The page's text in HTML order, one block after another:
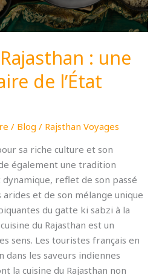
: une
de l’État
/ Blog / Rajsthan Voyages
sa riche culture et son
également une tradition
reflet de son passé
arides et de son mélange unique
du gatte ki sabzi à la
du Rajasthan est un
sens. Les touristes français en
dans les saveurs indiennes
la cuisine du Rajasthan non